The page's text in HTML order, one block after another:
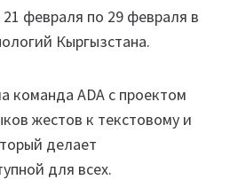
февраля по 29 февраля в
Кыргызстана.
команда ADA с проектом
жестов к текстовому и
делает
для всех.